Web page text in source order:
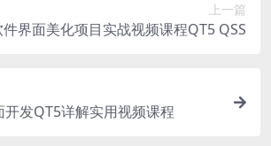
上一篇
件界面美化项目实战视频课程QT5 QSS
发QT5详解实用视频课程